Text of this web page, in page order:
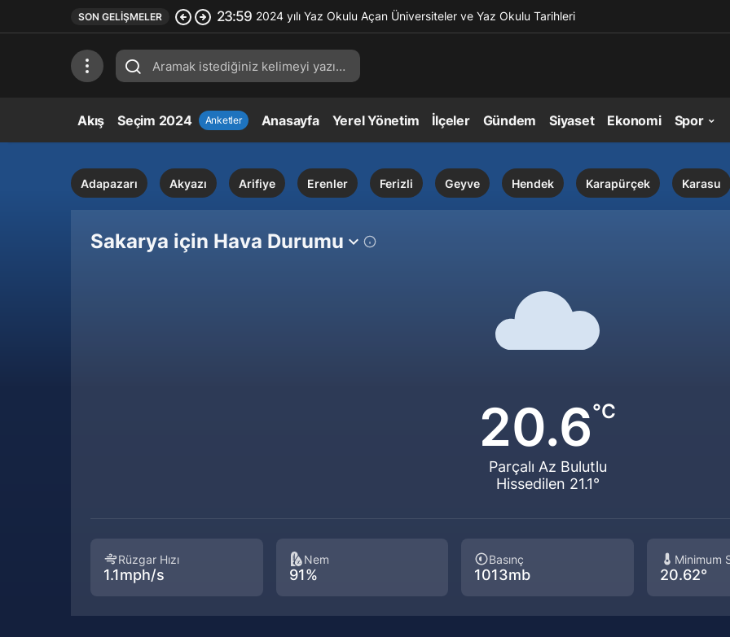
SON GELIŞMELER 23:59 2024 yılı Yaz Okulu Açan Üniversiteler ve Yaz Okulu Tarihleri
Akış Seçim 2024 Anketler Anasayfa Yerel Yönetim İlçeler Gündem Siyaset Ekonomi Spor
Adapazarı Akyazı Arifiye Erenler Ferizli Geyve Hendek Karapürçek Karasu
Sakarya için Hava Durumu
20.6°C
Parçalı Az Bulutlu
Hissedilen 21.1°
Rüzgar Hızı
1.1mph/s
Nem
91%
Basınç
1013mb
Minimum
20.62°